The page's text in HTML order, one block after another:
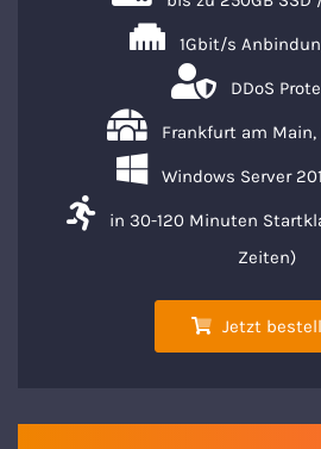
1Gbit/s
DDoS
Frankfurt am
Windows Server
in 30-120 Minuten
Zeiten)
Jetzt